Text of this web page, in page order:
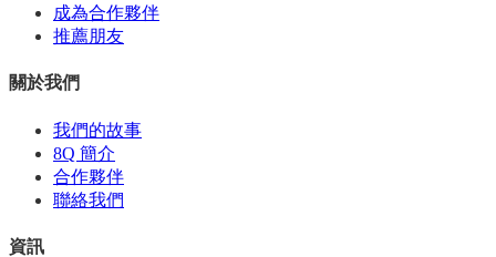
成為合作夥伴
推薦朋友
關於我們
我們的故事
8Q 簡介
合作夥伴
聯絡我們
資訊